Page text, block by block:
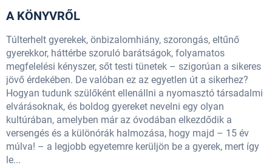
A KÖNYVRŐL
Túlterhelt gyerekek, önbizalomhiány, szorongás, eltűnő
gyerekkor, háttérbe szoruló barátságok, folyamatos
megfelelési kényszer, sőt testi tünetek – szigorúan a sikeres
jövő érdekében. De valóban ez az egyetlen út a sikerhez?
Hogyan tudunk szülőként ellenállni a nyomasztó társadalmi
elvárásoknak, és boldog gyereket nevelni egy olyan
kultúrában, amelyben már az óvodában elkezdődik a
versengés és a különórák halmozása, hogy majd – 15 év
múlva! – a legjobb egyetemre kerüljön be a gyerek, mert így
le...